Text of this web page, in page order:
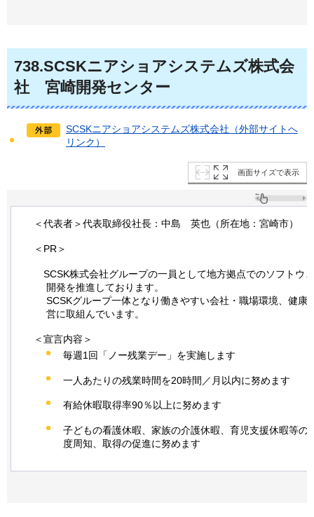
738.SCSKニアショアシステムズ株式会
社
宮崎開発センター
SCSKニアショアシステムズ株式会社（外部サイトへ
リンク）
画面サイズで表示
＜代表者＞代表取締役社長：中島 英也（所在地：宮崎市）
＜PR＞
SCSK株式会社グループの一員として地方拠点でのソフトウ
開発を推進しております。
SCSKグループ一体となり働きやすい会社・職場環境、健康
営に取組んでいます。
＜宣言内容＞
毎週1回「ノー残業デー」を実施します
一人あたりの残業時間を20時間／月以内に努めます
有給休暇取得率90％以上に努めます
子どもの看護休暇、家族の介護休暇、育児支援休暇等の
度周知、取得の促進に努めます